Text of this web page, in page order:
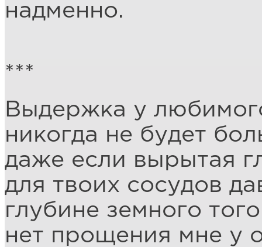
надменно.
***
Выдержка у
никогда не будет
даже если вырытая
для твоих сосудов
глубине земного
нет прощения мне у